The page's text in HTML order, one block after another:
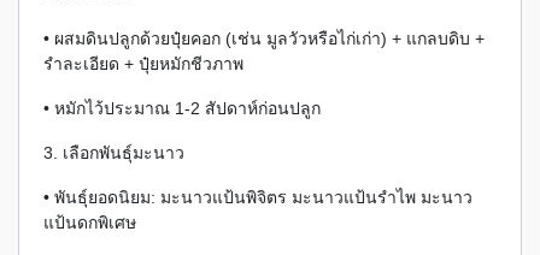
• ผสมดินปลูกด้วยปุ๋ยคอก (เช่น มูลวัวหรือไก่เก่า) + แกลบดิบ +
รำละเอียด + ปุ๋ยหมักชีวภาพ
• หมักไว้ประมาณ 1-2 สัปดาห์ก่อนปลูก
3. เลือกพันธุ์มะนาว
• พันธุ์ยอดนิยม: มะนาวแป้นพิจิตร มะนาวแป้นรำไพ มะนาว
แป้นดกพิเศษ